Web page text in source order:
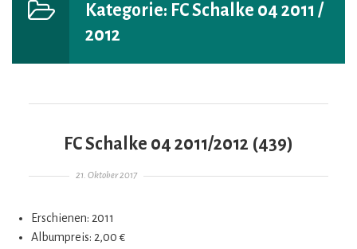
Kategorie: FC Schalke 04 2011 /
2012
FC Schalke 04 2011/2012 (439)
Gepostet am
21. Oktober 2017
Erschienen: 2011
Albumpreis: 2,00 €